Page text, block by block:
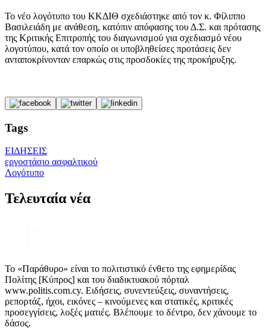
Το νέο λογότυπο του ΚΚΔΙΘ σχεδιάστηκε από τον κ. Φίλιππο
Βασιλειάδη με ανάθεση, κατόπιν απόφασης του Δ.Σ. και πρότασης
της Κριτικής Επιτροπής του διαγωνισμού για σχεδιασμό νέου
λογοτύπου, κατά τον οποίο οι υποβληθείσες προτάσεις δεν
ανταποκρίνονταν επαρκώς στις προσδοκίες της προκήρυξης.
Tags
ΕΙΔΗΣΕΙΣ
εργοστάσιο ασφαλτικού
Λογότυπο
Τελευταία νέα
Το «Παράθυρο» είναι το πολιτιστικό ένθετο της εφημερίδας
Πολίτης [Κύπρος] και του διαδικτυακού πόρταλ
www.politis.com.cy. Ειδήσεις, συνεντεύξεις, συναντήσεις,
ρεπορτάζ, ήχοι, εικόνες – κινούμενες και στατικές, κριτικές
προσεγγίσεις, λοξές ματιές. Βλέπουμε το δέντρο, δεν χάνουμε το
δάσος.